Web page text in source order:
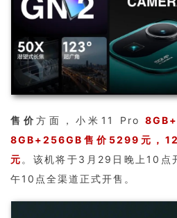
售价方面，小米11 Pro
8GB+256GB售价5299元，
元 。该机将于3月29日晚上10点
午10点全渠道正式开售。